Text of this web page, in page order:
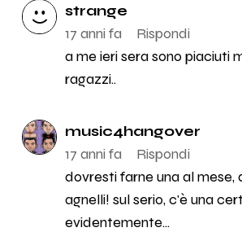
strange
17 anni fa
Rispondi
a me ieri sera sono piaciuti
ragazzi..
music4hangover
17 anni fa
Rispondi
dovresti farne una al mese,
agnelli! sul serio, c'è una
evidentemente...